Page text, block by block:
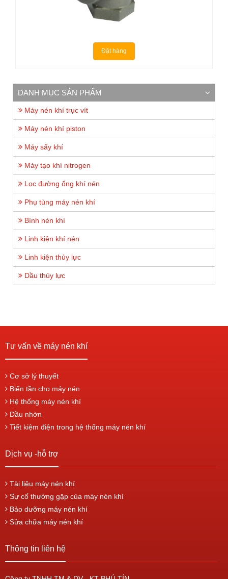
Đặt hàng
DANH MỤC SẢN PHẨM
Máy nén khí trục vít
Máy nén khí piston
Máy sấy khí
Máy tạo khí nitrogen
Lọc đường ống khí nén
Phụ tùng máy nén khí
Bình nén khí
Linh kiện khí nén
Linh kiện thủy lực
Dầu thủy lực
Tư vấn về máy nén khí
Cơ sở lý thuyết
Biến tần cho máy nén
Hệ thống máy nén khí
Dầu nhờn
Tiết kiệm điện trong hệ thống máy nén khí
Dịch vụ -hỗ trợ
Tài liệu máy nén khí
Sự cố thường gặp của máy nén khí
Bảo dưỡng máy nén khí
Sửa chữa máy nén khí
Thông tin liên hệ